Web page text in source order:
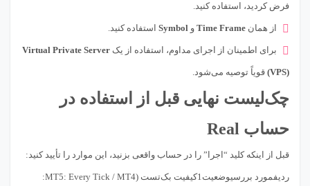
فرض کردید، استفاده کنید.
از همان Time Frame و Symbol استفاده کنید.
برای اطمینان از اجرای مداوم، استفاده از یک Virtual Private Server
(VPS) قویاً توصیه می‌شود.
چک‌لیست نهایی قبل از استفاده در
حساب Real
قبل از اینکه کلید “اجرا” را در حساب واقعی بزنید، این موارد را تأیید کنید:
ردیفمورد بررسیوضعیت1کیفیت بک‌تست (MT5: Every Tick / MT4: